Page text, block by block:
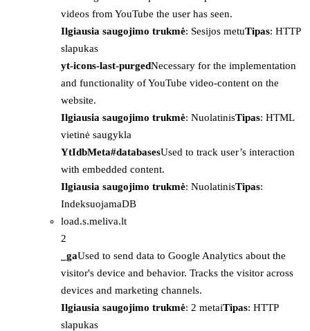
videos from YouTube the user has seen.
Ilgiausia saugojimo trukmė: Sesijos metuTipas: HTTP
slapukas
yt-icons-last-purgedNecessary for the implementation
and functionality of YouTube video-content on the
website.
Ilgiausia saugojimo trukmė: NuolatinisTipas: HTML
vietinė saugykla
YtIdbMeta#databasesUsed to track user’s interaction
with embedded content.
Ilgiausia saugojimo trukmė: NuolatinisTipas:
IndeksuojamaDB
load.s.meliva.lt
2
_gaUsed to send data to Google Analytics about the
visitor's device and behavior. Tracks the visitor across
devices and marketing channels.
Ilgiausia saugojimo trukmė: 2 metaiTipas: HTTP
slapukas